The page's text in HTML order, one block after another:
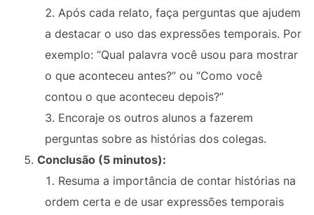
Após cada relato, faça perguntas que ajudem
a destacar o uso das expressões temporais. Por
exemplo: “Qual palavra você usou para mostrar
o que aconteceu antes?” ou “Como você
contou o que aconteceu depois?”
Encoraje os outros alunos a fazerem
perguntas sobre as histórias dos colegas.
Conclusão (5 minutos):
Resuma a importância de contar histórias na
ordem certa e de usar expressões temporais